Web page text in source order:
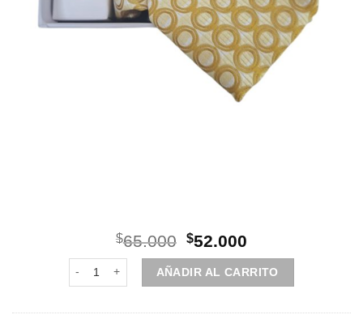
$65.000 El
precio
original
era:
$65.000.
$52.000
precio
actual
es:
$52.000.
Set | Corbata | 3 Piezas | Amarillo Diseño cantidad
AÑADIR AL CARRITO